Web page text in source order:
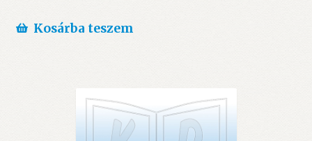
Kosárba teszem